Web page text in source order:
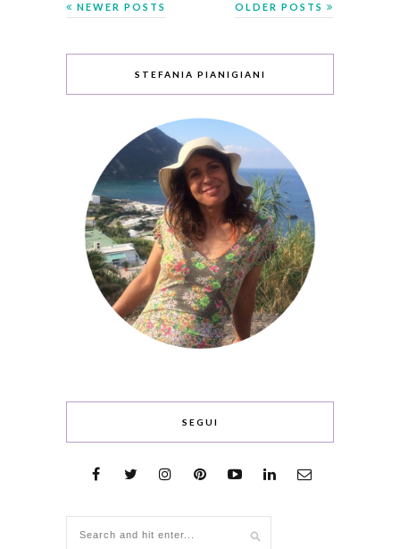
OLDER POSTS
NEWER POSTS
STEFANIA PIANIGIANI
SEGUI